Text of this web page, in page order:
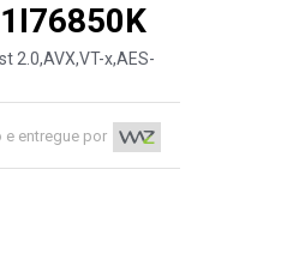
2.0,AVX,VT-x,AES-
e entregue por